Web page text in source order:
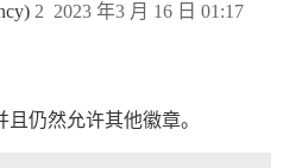
2023 年3 月 16 日 01:17
2
仍然允许其他徽章。